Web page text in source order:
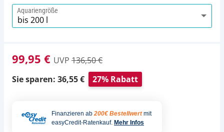
Aquariengröße
99,95 € UVP 136,50 €
Sie sparen: 36,55 €
27% Rabatt
Finanzieren ab 200€ Bestellwert mit
easyCredit-Ratenkauf. Mehr Infos
Mess- und Regeltechnik